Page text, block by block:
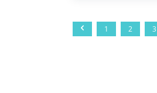
1 2 3